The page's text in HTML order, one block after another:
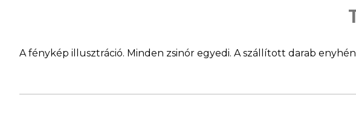
A fénykép illusztráció. Minden zsinór egyedi. A szállított darab